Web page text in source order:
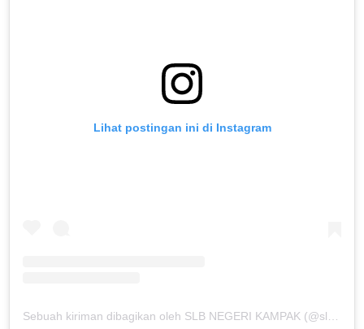
Lihat postingan ini di Instagram
Sebuah kiriman dibagikan oleh SLB NEGERI KAMPAK (@slbnegerikampak)